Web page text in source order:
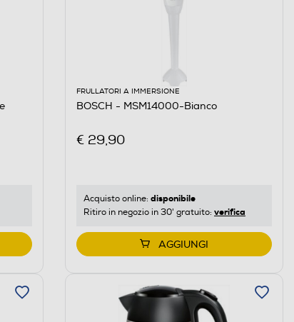
FRULLATORI A IMMERSIONE
BOSCH - MSM14000-Bianco
€ 29,90
Acquisto online: disponibile
Ritiro in negozio in 30' gratuito: verifica
AGGIUNGI